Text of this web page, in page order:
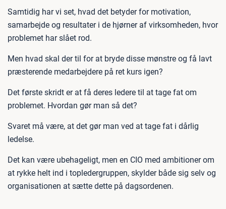
Samtidig har vi set, hvad det betyder for motivation,
samarbejde og resultater i de hjørner af virksomheden, hvor
problemet har slået rod.
Men hvad skal der til for at bryde disse mønstre og få lavt
præsterende medarbejdere på ret kurs igen?
Det første skridt er at få deres ledere til at tage fat om
problemet. Hvordan gør man så det?
Svaret må være, at det gør man ved at tage fat i dårlig
ledelse.
Det kan være ubehageligt, men en CIO med ambitioner om
at rykke helt ind i topledergruppen, skylder både sig selv og
organisationen at sætte dette på dagsordenen.